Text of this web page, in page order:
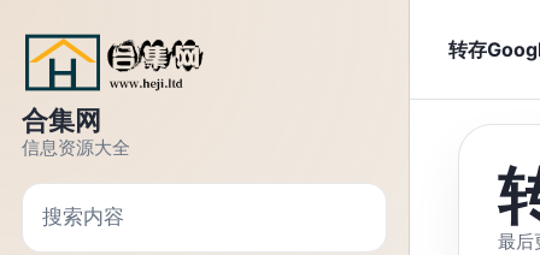
合集网
信息资源大全
搜索
转存
最后